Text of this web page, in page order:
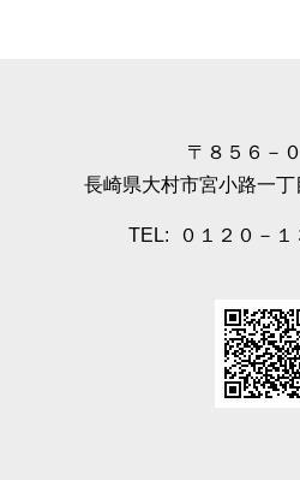
〒８５６－
長崎県大村市宮小路一
TEL: ０１２０－１